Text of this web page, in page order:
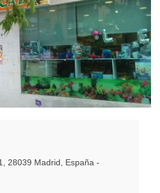
28039 Madrid, España -